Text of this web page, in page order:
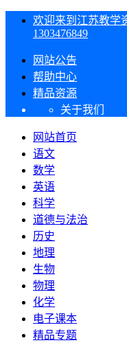
欢迎来到江苏教学
1303476849
网站公告
帮助中心
精品资源
关于我们
网站首页
语文
数学
英语
科学
道德与法治
历史
地理
生物
物理
化学
电子课本
精品专题